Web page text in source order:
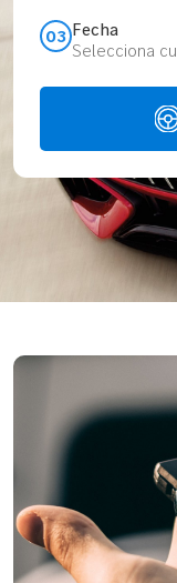
03 Fecha
Selecciona